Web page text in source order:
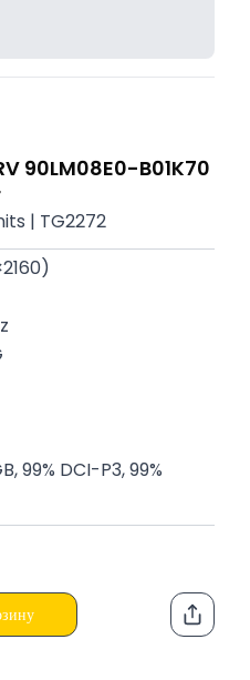
90LM08E0-B01K70
| TG2272
99% DCI-P3, 99%
3× USB 3.2 Gen 1
C, 1× USB-C (DP
(2W × 2)